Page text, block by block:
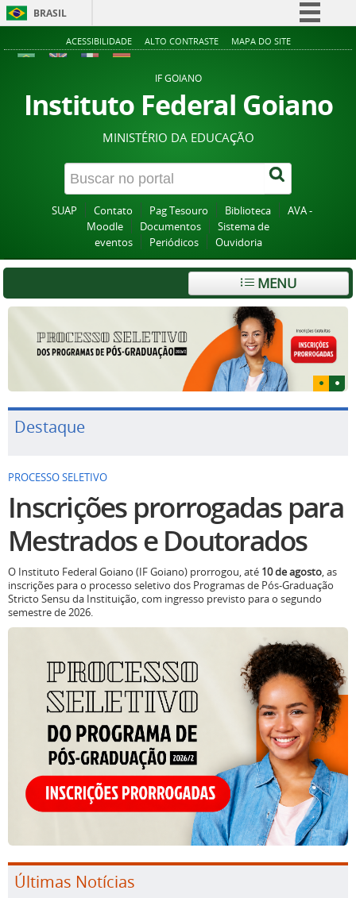
BRASIL
Simplifique!
Acesso à informação
Legislação
Canais
ACESSIBILIDADE ALTO CONTRASTE MAPA DO SITE
IF GOIANO
Instituto Federal Goiano
MINISTÉRIO DA EDUCAÇÃO
SUAP Contato Pag Tesouro Biblioteca
AVA -
Moodle
Documentos
Sistema de
eventos
Periódicos Ouvidoria
MENU
Destaque
PROCESSO SELETIVO
Inscrições prorrogadas para
Mestrados e Doutorados
O Instituto Federal Goiano (IF Goiano) prorrogou, até 10 de agosto, as
inscrições para o processo seletivo dos Programas de Pós-Graduação
Stricto Sensu da Instituição, com ingresso previsto para o segundo
semestre de 2026.
Últimas Notícias